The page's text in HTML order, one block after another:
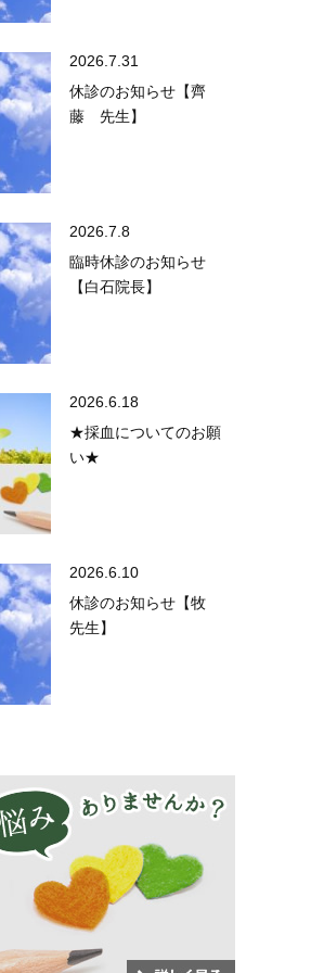
休診のお知らせ【齊
藤 先生】
2026.7.31
臨時休診のお知らせ
【白石院長】
2026.7.8
★採血についてのお願
い★
2026.6.18
休診のお知らせ【牧
先生】
2026.6.10